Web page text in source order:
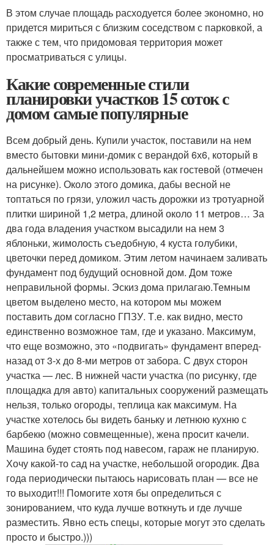
В этом случае площадь расходуется более экономно, но
придется мириться с близким соседством с парковкой, а
также с тем, что придомовая территория может
просматриваться с улицы.
Какие современные стили
планировки участков 15 соток с
домом самые популярные
Всем добрый день. Купили участок, поставили на нем
вместо бытовки мини-домик с верандой 6х6, который в
дальнейшем можно использовать как гостевой (отмечен
на рисунке). Около этого домика, дабы весной не
топтаться по грязи, уложил часть дорожки из тротуарной
плитки шириной 1,2 метра, длиной около 11 метров… За
два года владения участком высадили на нем 3
яблоньки, жимолость съедобную, 4 куста голубики,
цветочки перед домиком. Этим летом начинаем заливать
фундамент под будущий основной дом. Дом тоже
неправильной формы. Эскиз дома прилагаю.Темным
цветом выделено место, на котором мы можем
поставить дом согласно ГПЗУ. Т.е. как видно, место
единственно возможное там, где и указано. Максимум,
что еще возможно, это «подвигать» фундамент вперед-
назад от 3-х до 8-ми метров от забора. С двух сторон
участка — лес. В нижней части участка (по рисунку, где
площадка для авто) капитальных сооружений размещать
нельзя, только огороды, теплица как максимум. На
участке хотелось бы видеть баньку и летнюю кухню с
барбекю (можно совмещенные), жена просит качели.
Машина будет стоять под навесом, гараж не планирую.
Хочу какой-то сад на участке, небольшой огородик. Два
года периодически пытаюсь нарисовать план — все не
то выходит!!! Помогите хотя бы определиться с
зонированием, что куда лучше воткнуть и где лучше
разместить. Явно есть спецы, которые могут это сделать
просто и быстро.)))